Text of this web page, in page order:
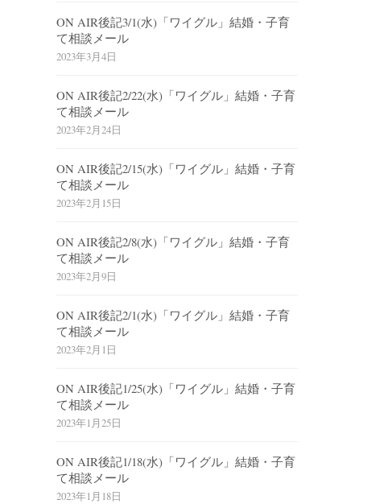
ON AIR後記3/1(水)「ワイグル」結婚・子育
て相談メール
2023年3月4日
ON AIR後記2/22(水)「ワイグル」結婚・子育
て相談メール
2023年2月24日
ON AIR後記2/15(水)「ワイグル」結婚・子育
て相談メール
2023年2月15日
ON AIR後記2/8(水)「ワイグル」結婚・子育
て相談メール
2023年2月9日
ON AIR後記2/1(水)「ワイグル」結婚・子育
て相談メール
2023年2月1日
ON AIR後記1/25(水)「ワイグル」結婚・子育
て相談メール
2023年1月25日
ON AIR後記1/18(水)「ワイグル」結婚・子育
て相談メール
2023年1月18日